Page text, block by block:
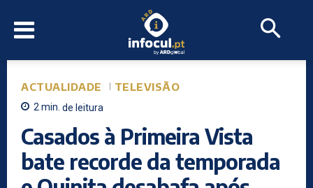
ACTUALIDADE TELEVISÃO
2min. de leitura
Casados à Primeira Vista
bate recorde da temporada